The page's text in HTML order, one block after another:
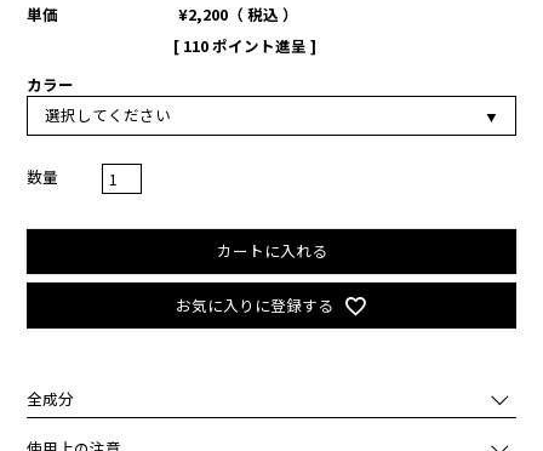
単価
¥2,200
税込
[ 110ポイント進呈 ]
カラー
お気に入りに登録する
カートに入れる
全成分
★02：ジメチコン、合成フルオロフロゴパイト、マイカ、酸化チタ